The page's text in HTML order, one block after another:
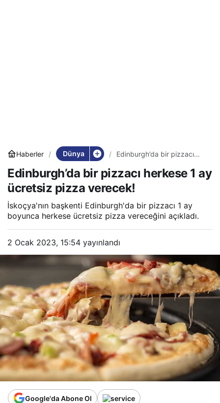
Haberler Dünya
Edinburgh’da bir pizzacı
verecek!
Edinburgh’da bir pizzacı herkese 1 ay
ücretsiz pizza verecek!
İskoçya'nın başkenti Edinburgh'da bir pizzacı 1 ay
boyunca herkese ücretsiz pizza vereceğini açıkladı.
2 Ocak 2023, 15:54 yayınlandı
Google'da Abone Ol